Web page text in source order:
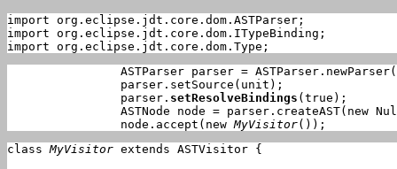
import org.eclipse.jdt.core.dom.ASTParser;
import org.eclipse.jdt.core.dom.ITypeBinding;
import org.eclipse.jdt.core.dom.Type;
		parser.
setResolveBindings (true);
		node.accept(new
MyVisitor());
class MyVisitor extends ASTVisitor {